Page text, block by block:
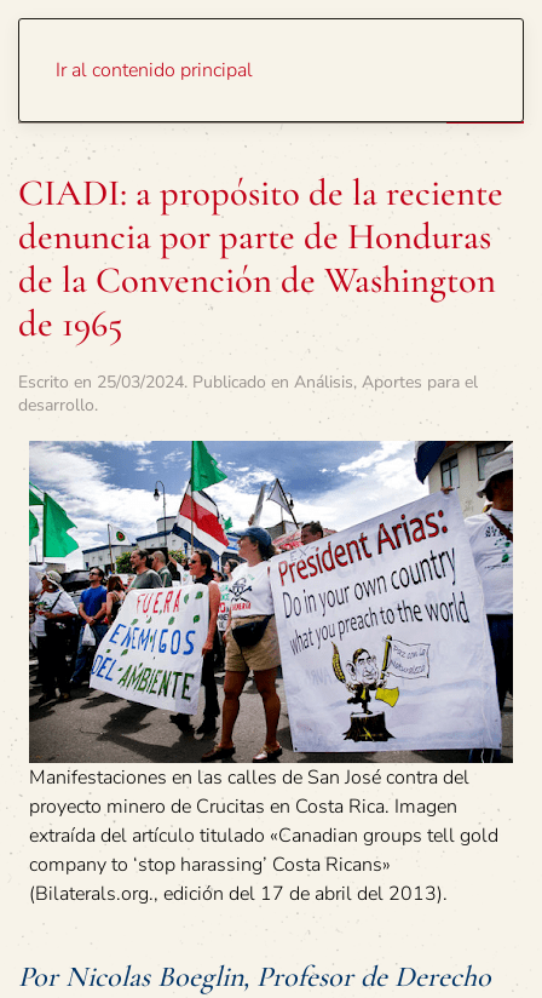
Ir al contenido principal
CIADI: a propósito de la reciente
denuncia por parte de Honduras
de la Convención de Washington
de 1965
Escrito en 25/03/2024. Publicado en Análisis, Aportes para el
desarrollo.
Manifestaciones en las calles de San José contra del
proyecto minero de Crucitas en Costa Rica. Imagen
extraída del artículo titulado «Canadian groups tell gold
company to ‘stop harassing’ Costa Ricans»
(Bilaterals.org., edición del 17 de abril del 2013).
Por Nicolas Boeglin, Profesor de Derecho